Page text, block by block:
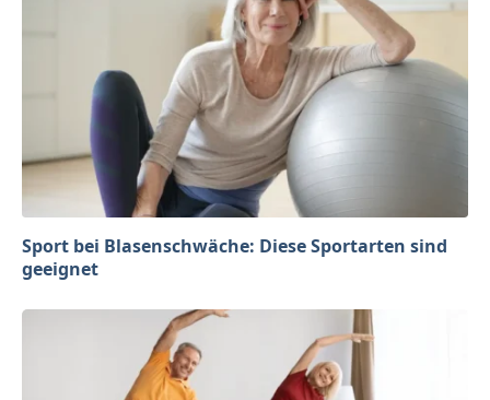
Sport bei Blasenschwäche: Diese Sportarten sind
geeignet